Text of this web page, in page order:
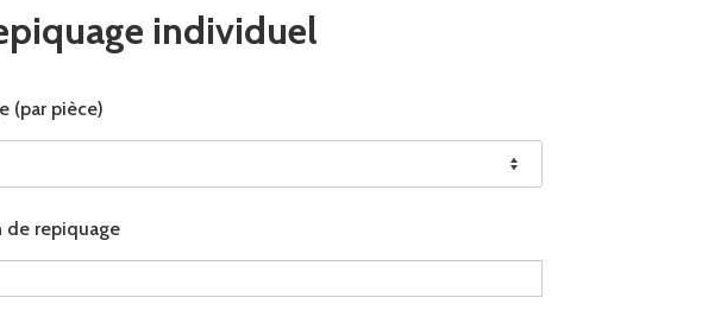
individuel
(par pièce)
de repiquage